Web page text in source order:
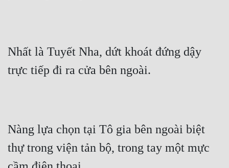
Nhất là Tuyết Nha, dứt khoát đứng dậy
trực tiếp đi ra cửa bên ngoài.
Nàng lựa chọn tại Tô gia bên ngoài biệt
thự trong viện tản bộ, trong tay một mực